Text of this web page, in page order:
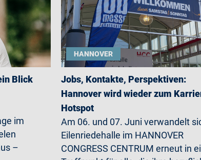
Blick
im
–
HANNOVER
Jobs, Kontakte, Perspektiven:
Hannover wird wieder zum
Hotspot
Am 06. und 07. Juni verwandelt
Eilenriedehalle im HANNOVER
CONGRESS CENTRUM erneut in